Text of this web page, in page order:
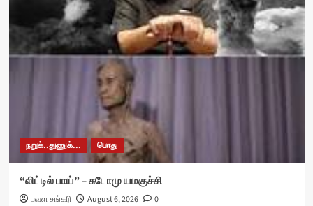
நறுக்..துணுக்... பொது
“லிட்டில் பாய்” – சுடோமு யமகுச்சி
பவள சங்கரி August 6, 2026 0